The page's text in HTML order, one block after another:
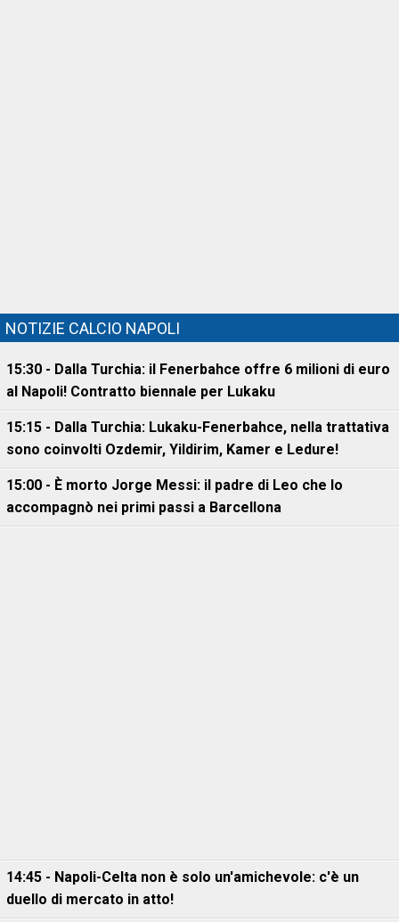
NOTIZIE CALCIO NAPOLI
15:30 - Dalla Turchia: il Fenerbahce offre 6 milioni di euro
al Napoli! Contratto biennale per Lukaku
15:15 - Dalla Turchia: Lukaku-Fenerbahce, nella trattativa
sono coinvolti Ozdemir, Yildirim, Kamer e Ledure!
15:00 - È morto Jorge Messi: il padre di Leo che lo
accompagnò nei primi passi a Barcellona
14:45 - Napoli-Celta non è solo un'amichevole: c'è un
duello di mercato in atto!